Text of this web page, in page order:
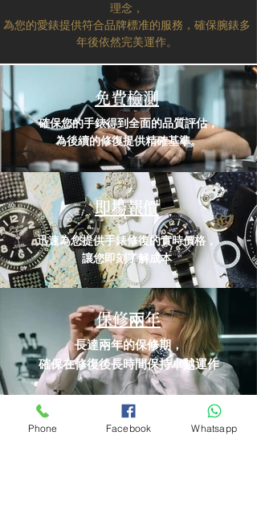
理念，
為您的愛錶提供符合品牌標准的服務，確保腕錶多
年後依然完美運作。
免費檢測
確保您的手錶得到全面的品質評估，
為後續的修復提供精確基準。
即場報價
迅速為您提供手錶修復的實時價格，
讓您即刻了解成本
保修兩年
長達兩年的保修期，
確保在修復後長時間保持卓越運作
•專業技術
•先進設備
Phone Facebook Whatsapp